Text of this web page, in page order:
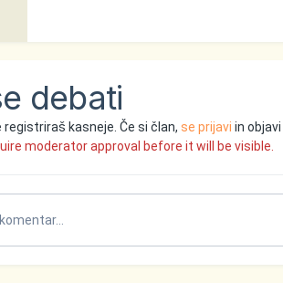
debati
registriraš kasneje. Če si član,se prijavi in
moderator approval before it will be visible.